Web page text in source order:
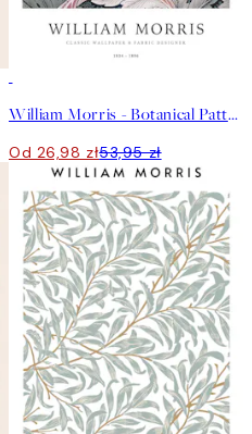
William Morris - Botanical Pattern Plakat
Od 26,98 zł53,95 zł